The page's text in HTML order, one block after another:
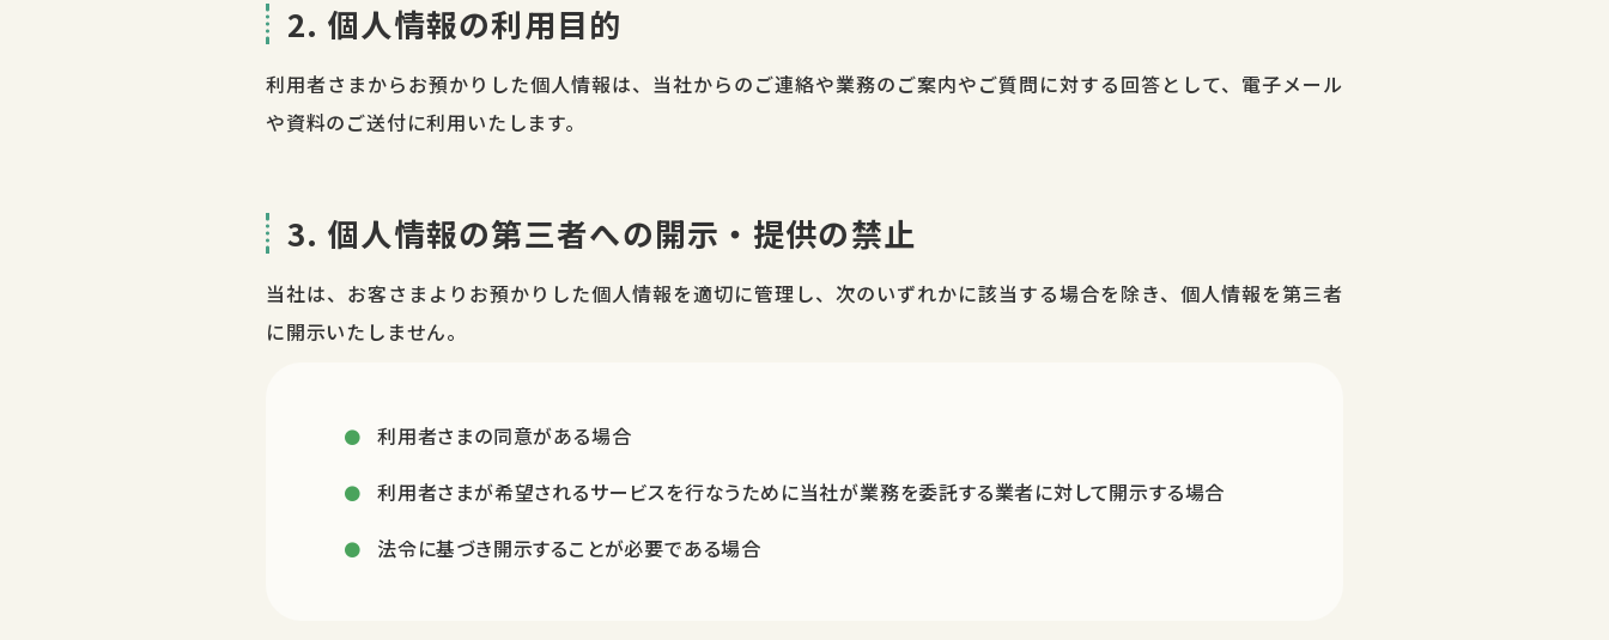
2. 個人情報の利用目的
利用者さまからお預かりした個人情報は、当社からのご連絡や業務のご案内やご質問に対する回答として、電子メール
や資料のご送付に利用いたします。
3. 個人情報の第三者への開示・提供の禁止
当社は、お客さまよりお預かりした個人情報を適切に管理し、次のいずれかに該当する場合を除き、個人情報を第三者
に開示いたしません。
利用者さまの同意がある場合
利用者さまが希望されるサービスを行なうために当社が業務を委託する業者に対して開示する場合
法令に基づき開示することが必要である場合